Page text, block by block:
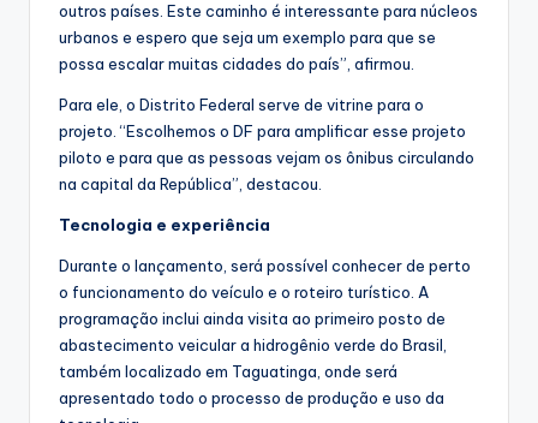
outros países. Este caminho é interessante para núcleos
urbanos e espero que seja um exemplo para que se
possa escalar muitas cidades do país”, afirmou.
Para ele, o Distrito Federal serve de vitrine para o
projeto. “Escolhemos o DF para amplificar esse projeto
piloto e para que as pessoas vejam os ônibus circulando
na capital da República”, destacou.
Tecnologia e experiência
Durante o lançamento, será possível conhecer de perto
o funcionamento do veículo e o roteiro turístico. A
programação inclui ainda visita ao primeiro posto de
abastecimento veicular a hidrogênio verde do Brasil,
também localizado em Taguatinga, onde será
apresentado todo o processo de produção e uso da